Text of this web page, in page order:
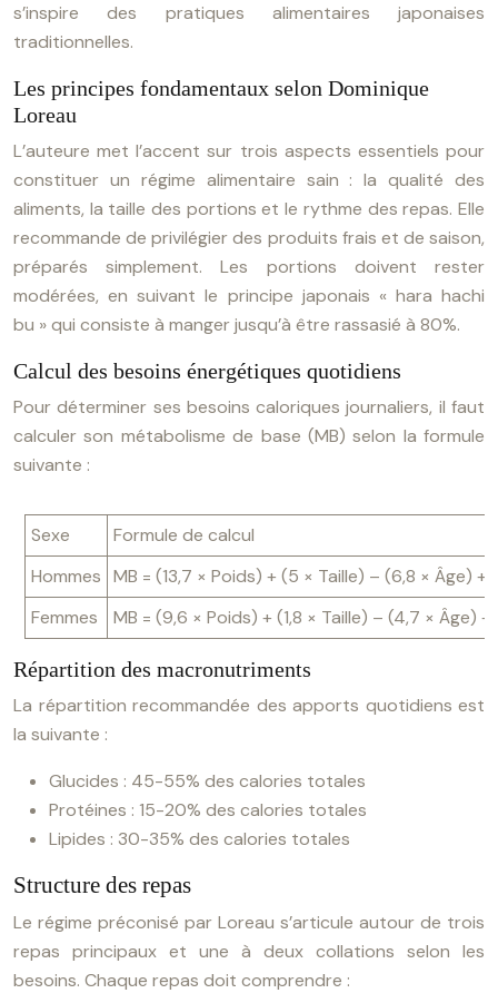
s’inspire des pratiques alimentaires japonaises
traditionnelles.
Les principes fondamentaux selon Dominique
Loreau
L’auteure met l’accent sur trois aspects essentiels pour
constituer un régime alimentaire sain : la qualité des
aliments, la taille des portions et le rythme des repas. Elle
recommande de privilégier des produits frais et de saison,
préparés simplement. Les portions doivent rester
modérées, en suivant le principe japonais « hara hachi
bu » qui consiste à manger jusqu’à être rassasié à 80%.
Calcul des besoins énergétiques quotidiens
Pour déterminer ses besoins caloriques journaliers, il faut
calculer son métabolisme de base (MB) selon la formule
suivante :
Sexe
Formule de calcul
Hommes MB = (13,7 × Poids) + (5 × Taille) – (6,8 × Âge) +
Femmes
MB = (9,6 × Poids) + (1,8 × Taille) – (4,7 × Âge)
Répartition des macronutriments
La répartition recommandée des apports quotidiens est
la suivante :
Glucides : 45-55% des calories totales
Protéines : 15-20% des calories totales
Lipides : 30-35% des calories totales
Structure des repas
Le régime préconisé par Loreau s’articule autour de trois
repas principaux et une à deux collations selon les
besoins. Chaque repas doit comprendre :